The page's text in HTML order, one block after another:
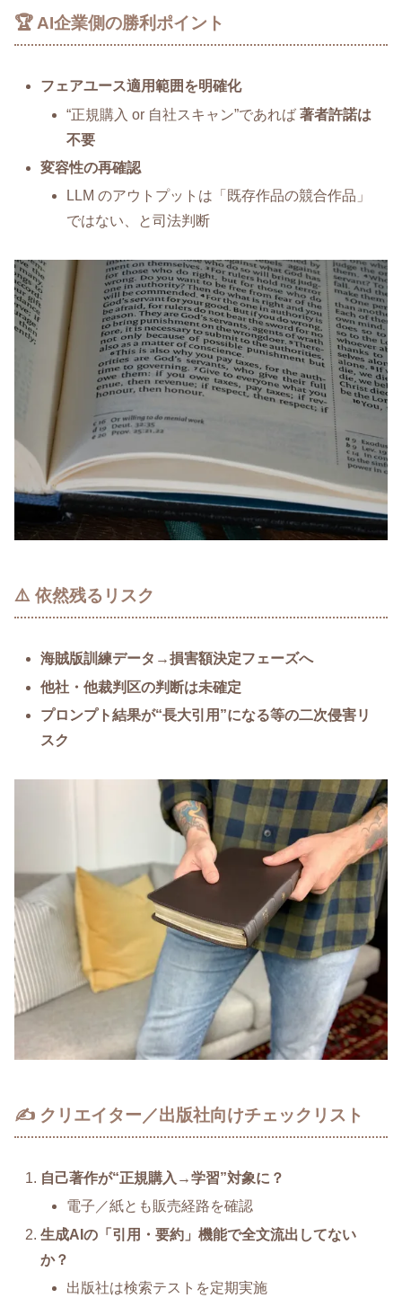
🏆 AI企業側の勝利ポイント
フェアユース適用範囲を明確化
“正規購入 or 自社スキャン”であれば著者許諾は
不要
変容性の再確認
LLM のアウトプットは「既存作品の競合作品」
ではない、と司法判断
⚠️ 依然残るリスク
海賊版訓練データ→損害額決定フェーズへ
他社・他裁判区の判断は未確定
プロンプト結果が“長大引用”になる等の二次侵害リ
スク
✍️ クリエイター／出版社向けチェックリスト
自己著作が“正規購入→学習”対象に？
電子／紙とも販売経路を確認
生成AIの「引用・要約」機能で全文流出してない
か？
出版社は検索テストを定期実施